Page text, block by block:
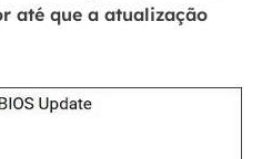
até que a atualização